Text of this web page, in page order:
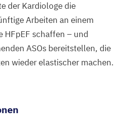
der Kardiologe die
Arbeiten an einem
HFpEF schaffen – und
ASOs bereitstellen, die
wieder elastischer machen.